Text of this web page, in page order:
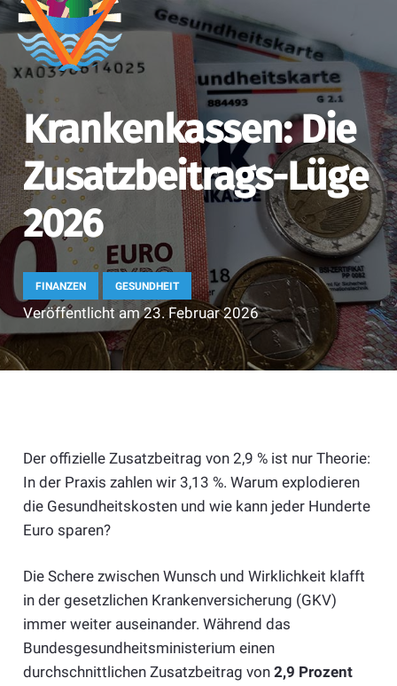
Krankenkassen: Die
Zusatzbeitrags-Lüge
2026
FINANZEN GESUNDHEIT
Veröffentlicht am23. Februar 2026
Der offizielle Zusatzbeitrag von 2,9 % ist nur Theorie:
In der Praxis zahlen wir 3,13 %. Warum explodieren
die Gesundheitskosten und wie kann jeder Hunderte
Euro sparen?
Die Schere zwischen Wunsch und Wirklichkeit klafft
in der gesetzlichen Krankenversicherung (GKV)
immer weiter auseinander. Während das
Bundesgesundheitsministerium einen
durchschnittlichen Zusatzbeitrag von 2,9 Prozent